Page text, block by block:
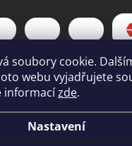
soubory cookie.
webu vyjadřujete
informacízde.
Nastavení
cookies